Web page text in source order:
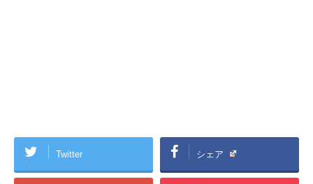
Twitter シェア